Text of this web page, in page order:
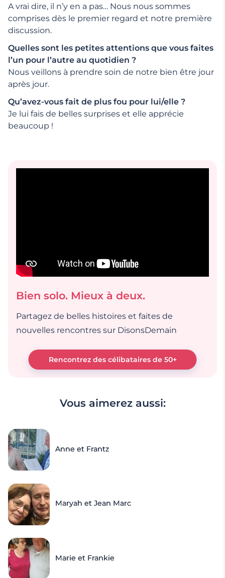
A vrai dire, il n’y en a pas… Nous nous sommes
comprises dès le premier regard et notre première
discussion.
Quelles sont les petites attentions que vous faites
l’un pour l’autre au quotidien ?
Nous veillons à prendre soin de notre bien être jour
après jour.
Qu’avez-vous fait de plus fou pour lui/elle ?
Je lui fais de belles surprises et elle apprécie
beaucoup !
Bien solo. Mieux à deux.
Partagez de belles histoires et faites de
nouvelles rencontres sur DisonsDemain
Rencontrez des célibataires de 50+
Vous aimerez aussi:
Anne et Frantz
Maryah et Jean Marc
Marie et Frankie